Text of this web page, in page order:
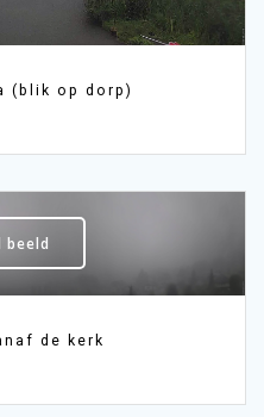
(blik op dorp)
beeld
de kerk